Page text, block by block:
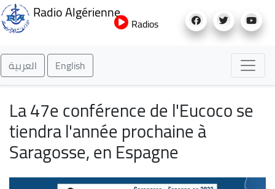
au
Radio Algérienne
Radios
العربية English
La 47e conférence de l'Eucoco se
tiendra l'année prochaine à
Saragosse, en Espagne